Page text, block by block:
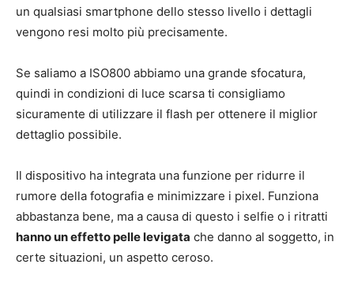
un qualsiasi smartphone dello stesso livello i dettagli
vengono resi molto più precisamente.
Se saliamo a ISO800 abbiamo una grande sfocatura,
quindi in condizioni di luce scarsa ti consigliamo
sicuramente di utilizzare il flash per ottenere il miglior
dettaglio possibile.
Il dispositivo ha integrata una funzione per ridurre il
rumore della fotografia e minimizzare i pixel. Funziona
abbastanza bene, ma a causa di questo i selfie o i ritratti
hanno un effetto pelle levigata che danno al soggetto, in
certe situazioni, un aspetto ceroso.